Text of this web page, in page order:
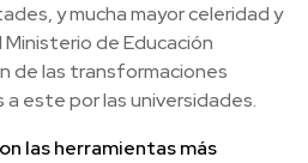
y mucha mayor celeridad y
de Educación
de las transformaciones
este por las universidades.
las herramientas más